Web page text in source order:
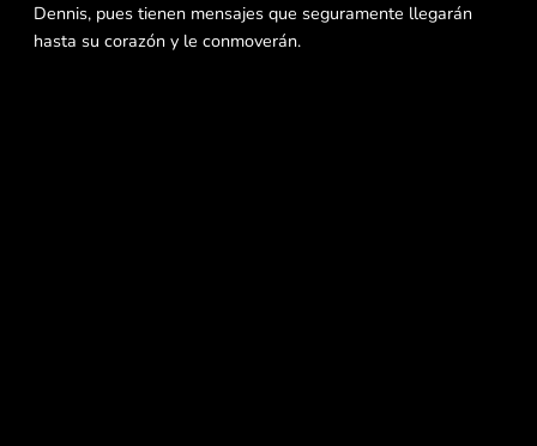
Dennis, pues tienen mensajes que seguramente llegarán
hasta su corazón y le conmoverán.